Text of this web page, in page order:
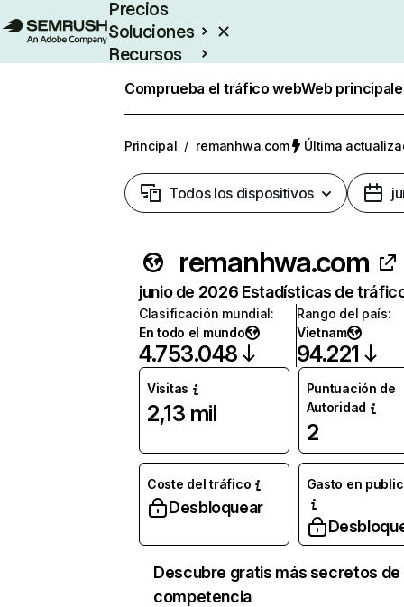
Precios
Soluciones
Recursos
Comprueba el tráfico webWeb
Principal / remanhwa.com Última
Todos los dispositivos
remanhwa.com
junio de 2026 Estadísticas de
Clasificación mundial:
En todo el mundo
4.753.048
Rango del país:
Vietnam
94.221
Visitas
2,13 mil
Puntuación de
Autoridad
2
Coste del tráfico
Desbloquear
Gasto en
Descubre gratis más secretos de
competencia